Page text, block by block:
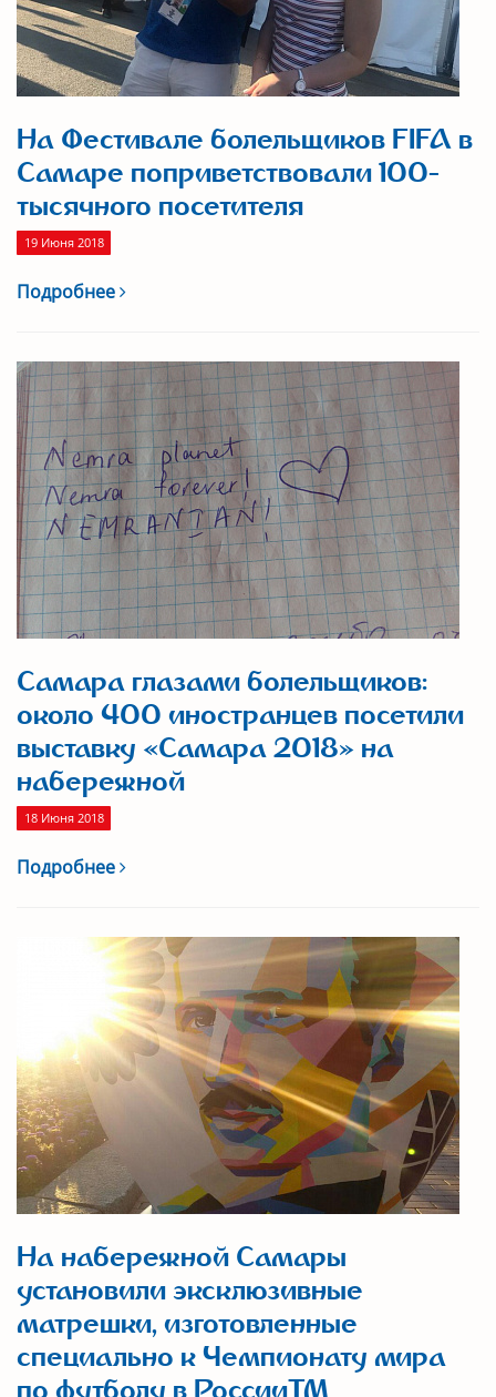
На Фестивале болельщиков FIFA в
Самаре поприветствовали 100-
тысячного посетителя
19 Июня 2018
Подробнее
Самара глазами болельщиков:
около 400 иностранцев посетили
выставку «Самара 2018» на
набережной
18 Июня 2018
Подробнее
На набережной Самары
установили эксклюзивные
матрешки, изготовленные
специально к Чемпионату мира
по футболу в РоссииTM